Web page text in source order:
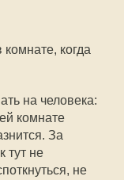
когда
на человека:
комнате
За
тут не
не